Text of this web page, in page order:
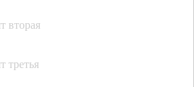
вторая
третья